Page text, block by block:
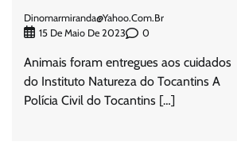
Dinomarmiranda@yahoo.com.br
15 De Maio De 2023
0
Animais foram entregues aos cuidados
do Instituto Natureza do Tocantins A
Polícia Civil do Tocantins […]